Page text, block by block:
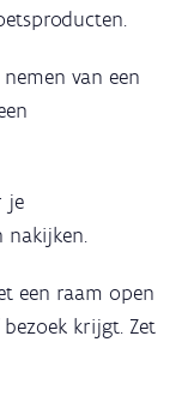
van een
je
nakijken.
een raam open
krijgt. Zet